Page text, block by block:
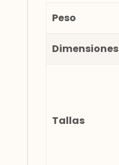
Peso
Dimensiones
Tallas